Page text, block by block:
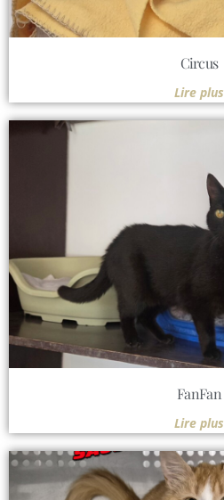
Circus
Lire plus
FanFan
Lire plus